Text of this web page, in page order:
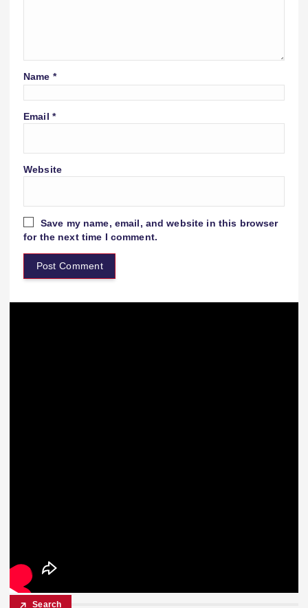
Name *
Email *
Website
Save my name, email, and website in this browser
for the next time I comment.
Search